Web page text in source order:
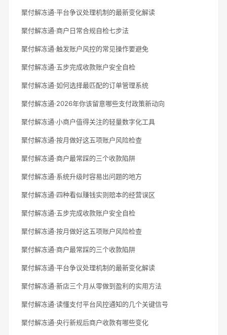
聚付解冻通·平台争议处理机制的最新变化解读
聚付解冻通·商户日常合规自检七步法
聚付解冻通·触发账户风控的常见操作要避免
聚付解冻通·五步完成收款账户安全自检
聚付解冻通·如何选择最匹配的订单管理系统
聚付解冻通·2026年你该留意哪些支付政策新动向
聚付解冻通·小商户值得关注的轻量数字化工具
聚付解冻通·按月做好这五项账户风险检查
聚付解冻通·商户最常踩的三个收款陷阱
聚付解冻通·系统升级时容易出问题的地方
聚付解冻通·四种看似赚钱实则赔本的经营误区
聚付解冻通·五步完成收款账户安全自检
聚付解冻通·按月做好这五项账户风险检查
聚付解冻通·商户最常踩的三个收款陷阱
聚付解冻通·平台争议处理机制的最新变化解读
聚付解冻通·新店三个月从零做到盈利的实用方法
聚付解冻通·读懂支付平台风控通知的几个关键信号
聚付解冻通·央行新规后商户收款有哪些变化